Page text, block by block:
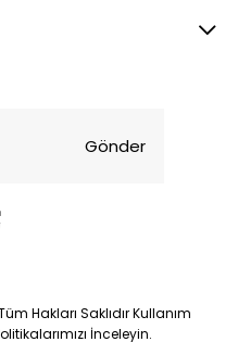
Gönder
Hakları Saklıdır Kullanım
İnceleyin.